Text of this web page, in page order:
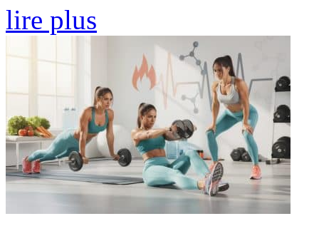
lire plus